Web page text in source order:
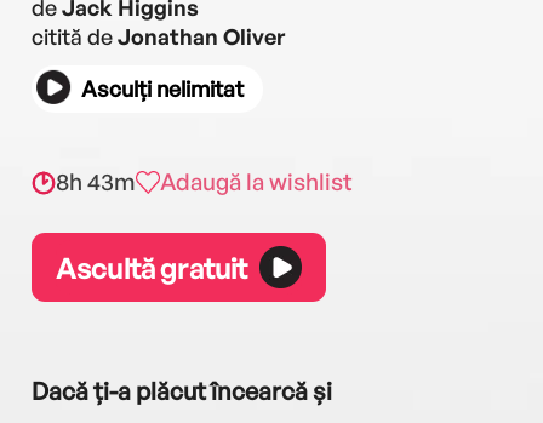
deJack Higgins
citită deJonathan Oliver
Asculți nelimitat
8h 43m Adaugă la wishlist
Ascultă gratuit
Dacă ți-a plăcut încearcă și